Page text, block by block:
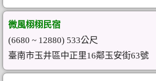
微風栩栩民宿
(6680 ~ 12880) 533公尺
臺南市玉井區中正里16鄰玉安街63號